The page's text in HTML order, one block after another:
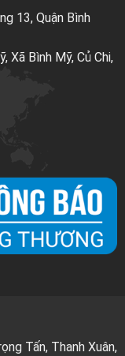
13, Quận Bình
Xã Bình Mỹ, Củ Chi,
Tấn, Thanh Xuân,